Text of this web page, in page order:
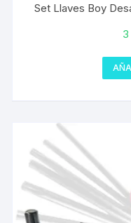
Set Llaves Boy